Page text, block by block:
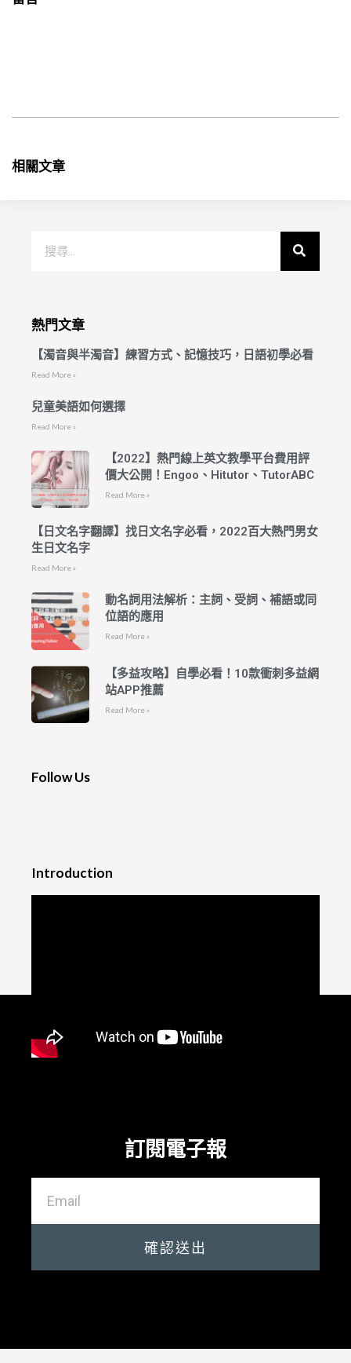
相關文章
熱門文章
【濁音與半濁音】練習方式、記憶技巧，日語初學必看
Read More »
兒童美語如何選擇
Read More »
【2022】熱門線上英文教學平台費用評
價大公開！Engoo、Hitutor、TutorABC
Read More »
【日文名字翻譯】找日文名字必看，2022百大熱門男女
生日文名字
Read More »
動名詞用法解析：主詞、受詞、補語或同
位語的應用
Read More »
【多益攻略】自學必看！10款衝刺多益網
站APP推薦
Read More »
Follow Us
Introduction
訂閱電子報
確認送出